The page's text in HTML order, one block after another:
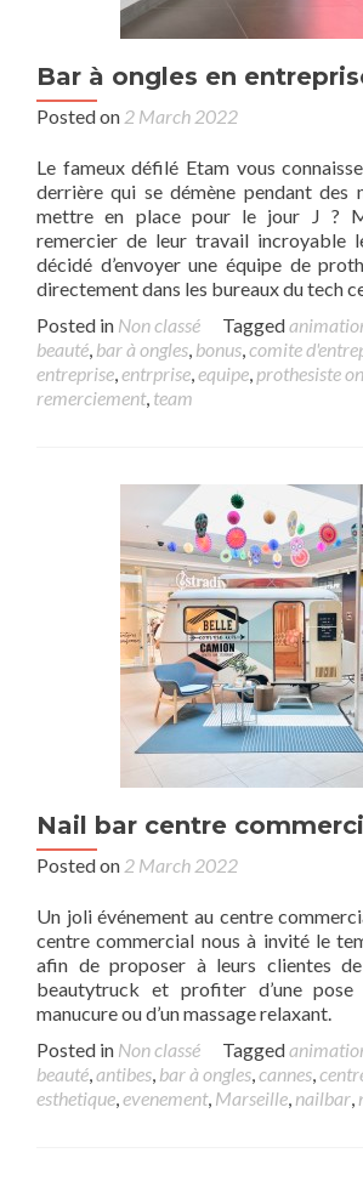
Bar à ongles en
Posted on 2 March 2022
Le fameux défilé Etam vous
derrière qui se démène pendant
mettre en place pour le jour J ?
remercier de leur travail incroyable
décidé d’envoyer une équipe de
directement dans les bureaux du tech
Posted in Non classé Tagged
beauté, bar à ongles, bonus,comite
entreprise,entrprise,equipe, prothesiste
remerciement, team
Nail bar centre
Posted on 2 March 2022
Un joli événement au centre
centre commercial nous à invité le
afin de proposer à leurs clientes
beautytruck et profiter d’une pose
manucure ou d’un massage relaxant.
Posted in Non classé Tagged
beauté,antibes, bar à ongles,cannes,
esthetique,evenement, Marseille, nailbar,